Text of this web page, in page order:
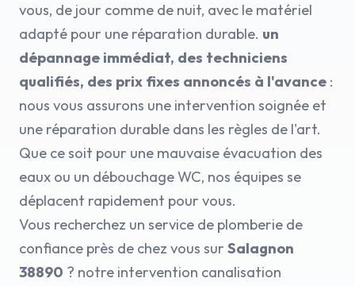
vous, de jour comme de nuit, avec le matériel
adapté pour une réparation durable. un
dépannage immédiat, des techniciens
qualifiés, des prix fixes annoncés à l'avance :
nous vous assurons une intervention soignée et
une réparation durable dans les règles de l'art.
Que ce soit pour une mauvaise évacuation des
eaux ou un débouchage WC, nos équipes se
déplacent rapidement pour vous.
Vous recherchez un service de plomberie de
confiance près de chez vous sur Salagnon
38890 ? notre intervention canalisation